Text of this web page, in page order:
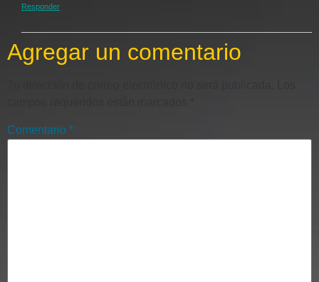
Responder
Agregar un comentario
Comentario *